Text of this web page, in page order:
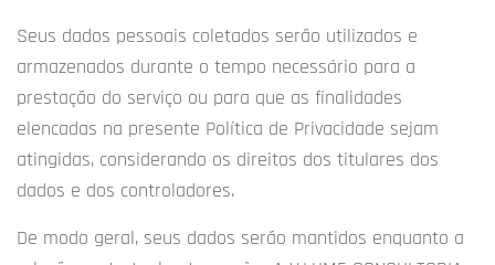
Seus dados pessoais coletados serão utilizados e
armazenados durante o tempo necessário para a
prestação do serviço ou para que as finalidades
elencadas na presente Política de Privacidade sejam
atingidas, considerando os direitos dos titulares dos
dados e dos controladores.
De modo geral, seus dados serão mantidos enquanto a